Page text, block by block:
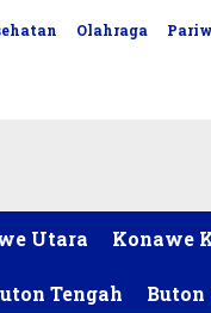
Olahraga
Utara Konawe
Tengah Buton